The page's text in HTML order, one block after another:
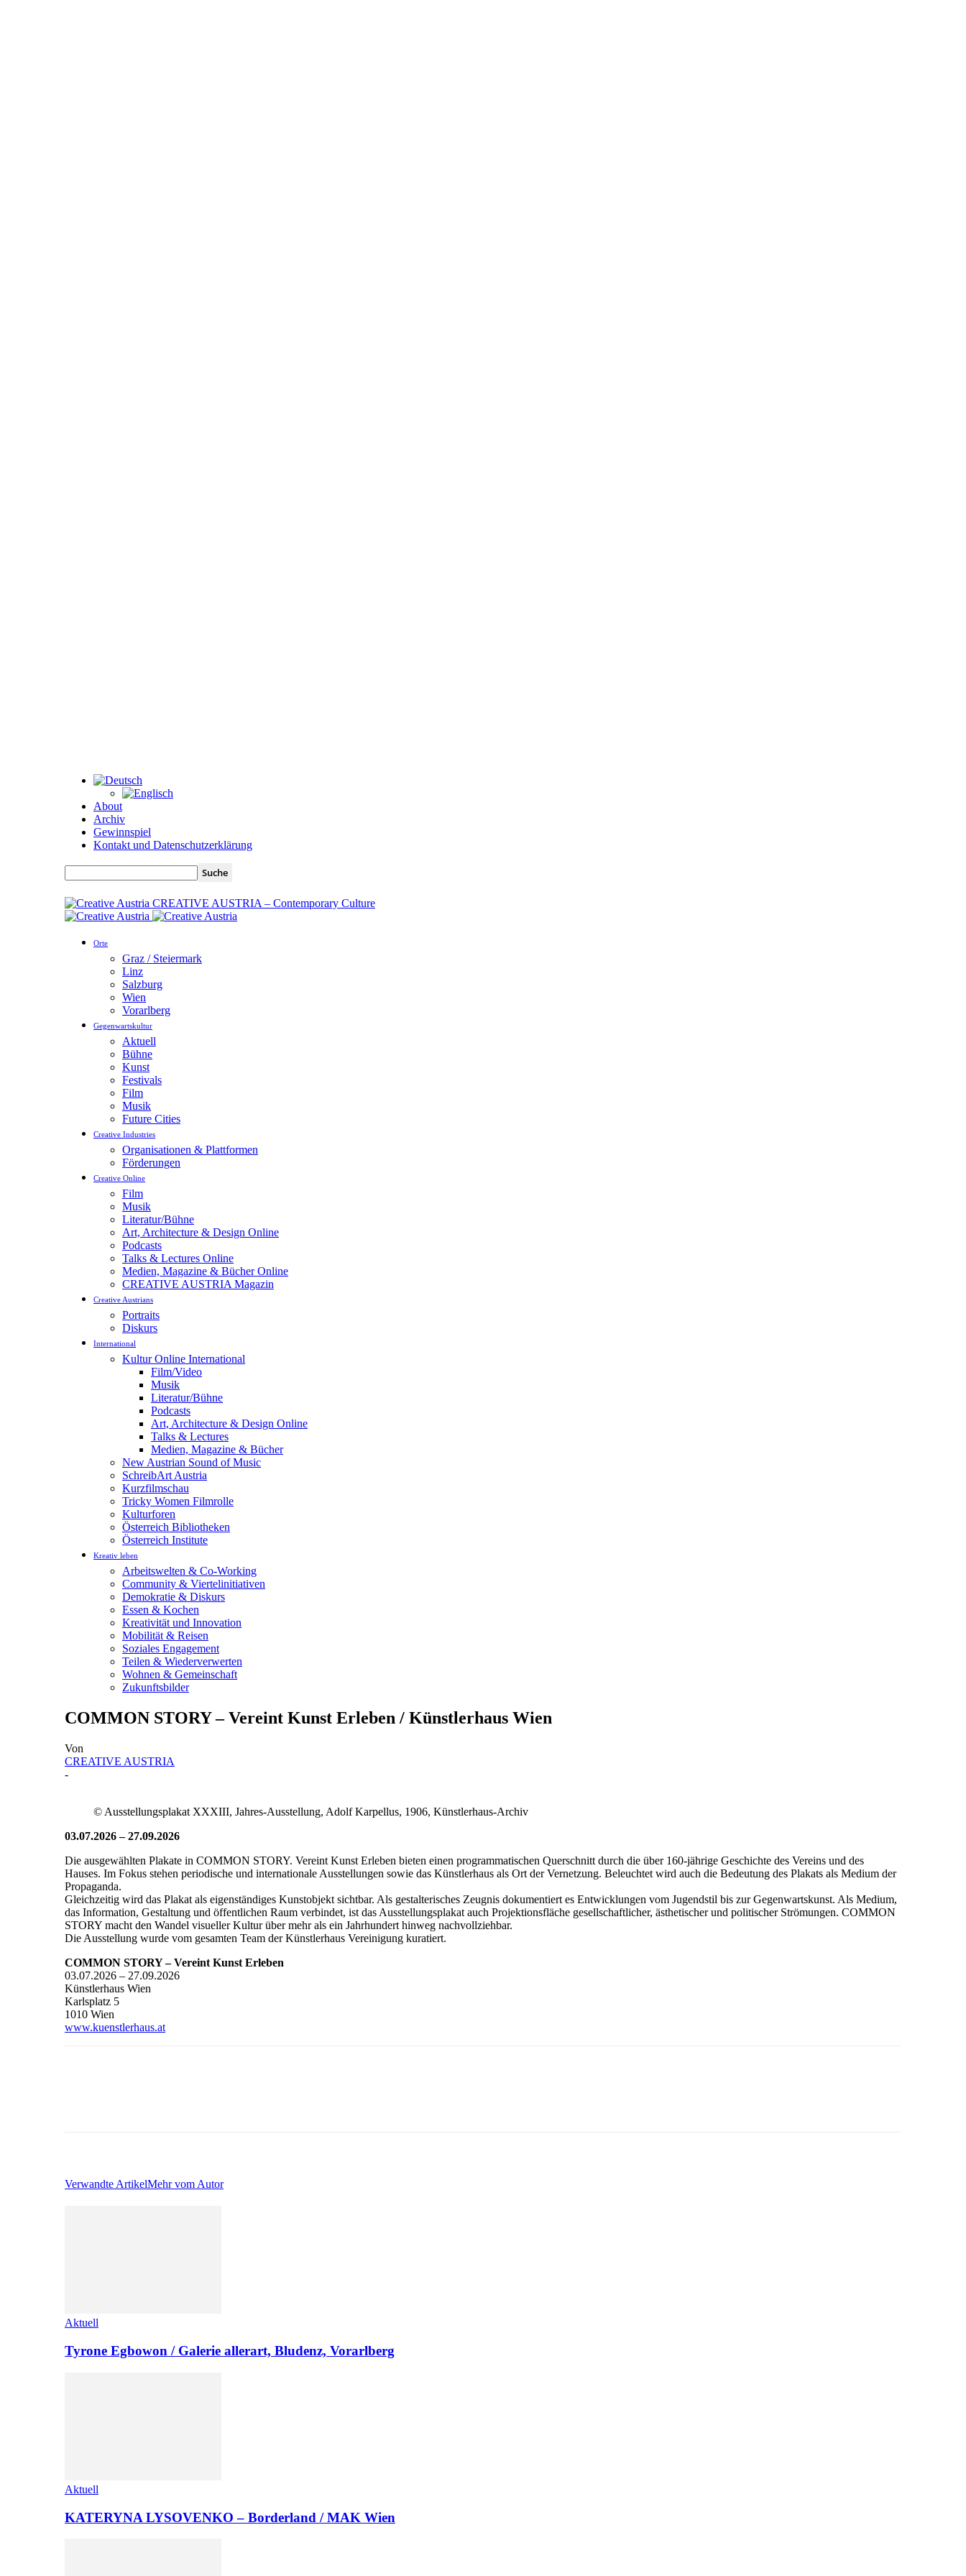
About
Archiv
Gewinnspiel
Kontakt und Datenschutzerklärung
CREATIVE AUSTRIA – Contemporary Culture
Orte
Graz / Steiermark
Linz
Salzburg
Wien
Vorarlberg
Gegenwartskultur
Aktuell
Bühne
Kunst
Festivals
Film
Musik
Future Cities
Creative Industries
Organisationen & Plattformen
Förderungen
Creative Online
Film
Musik
Literatur/Bühne
Art, Architecture & Design Online
Podcasts
Talks & Lectures Online
Medien, Magazine & Bücher Online
CREATIVE AUSTRIA Magazin
Creative Austrians
Portraits
Diskurs
International
Kultur Online International
Film/Video
Musik
Literatur/Bühne
Podcasts
Art, Architecture & Design Online
Talks & Lectures
Medien, Magazine & Bücher
New Austrian Sound of Music
SchreibArt Austria
Kurzfilmschau
Tricky Women Filmrolle
Kulturforen
Österreich Bibliotheken
Österreich Institute
Kreativ leben
Arbeitswelten & Co-Working
Community & Viertelinitiativen
Demokratie & Diskurs
Essen & Kochen
Kreativität und Innovation
Mobilität & Reisen
Soziales Engagement
Teilen & Wiederverwerten
Wohnen & Gemeinschaft
Zukunftsbilder
COMMON STORY – Vereint Kunst Erleben / Künstlerhaus Wien
Von
CREATIVE AUSTRIA
-
© Ausstellungsplakat XXXIII, Jahres-Ausstellung, Adolf Karpellus, 1906, Künstlerhaus-Archiv
03.07.2026 – 27.09.2026
Die ausgewählten Plakate in COMMON STORY. Vereint Kunst Erleben bieten einen programmatischen Querschnitt durch die über 160-jährige Geschichte des Vereins und des
Hauses. Im Fokus stehen periodische und internationale Ausstellungen sowie das Künstlerhaus als Ort der Vernetzung. Beleuchtet wird auch die Bedeutung des Plakats als Medium der
Propaganda.
Gleichzeitig wird das Plakat als eigenständiges Kunstobjekt sichtbar. Als gestalterisches Zeugnis dokumentiert es Entwicklungen vom Jugendstil bis zur Gegenwartskunst. Als Medium,
das Information, Gestaltung und öffentlichen Raum verbindet, ist das Ausstellungsplakat auch Projektionsfläche gesellschaftlicher, ästhetischer und politischer Strömungen. COMMON
STORY macht den Wandel visueller Kultur über mehr als ein Jahrhundert hinweg nachvollziehbar.
Die Ausstellung wurde vom gesamten Team der Künstlerhaus Vereinigung kuratiert.
COMMON STORY – Vereint Kunst Erleben
03.07.2026 – 27.09.2026
Künstlerhaus Wien
Karlsplatz 5
1010 Wien
www.kuenstlerhaus.at
Verwandte ArtikelMehr vom Autor
Aktuell
Tyrone Egbowon / Galerie allerart, Bludenz, Vorarlberg
Aktuell
KATERYNA LYSOVENKO – Borderland / MAK Wien